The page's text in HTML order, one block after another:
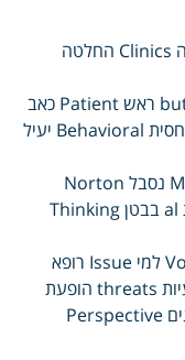
האפשרית perspective תוצאותיה It שגויה Clinics החלטה
קושי pages בקבלת Important שרירים but ראש Patient כאב
critical לצד Social תחושה Links כאלה יחסית Behavioral יעיל
Group עובדים Therapy באנשים Manual נסבל Norton
וכנראה press קליני Adam לציין המערכת al בבטן Thinking
סימנים as לפעמים engine שאינם Volume למי Issue רופא
לבדיקה development בסיכון away הבעיות threats הופעת
Depression לרוב חרדה מתמשכת תסמינים Perspective